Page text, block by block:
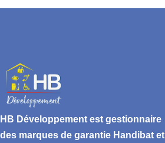
HB Développement est gestionnaire
des marques de garantie Handibat et